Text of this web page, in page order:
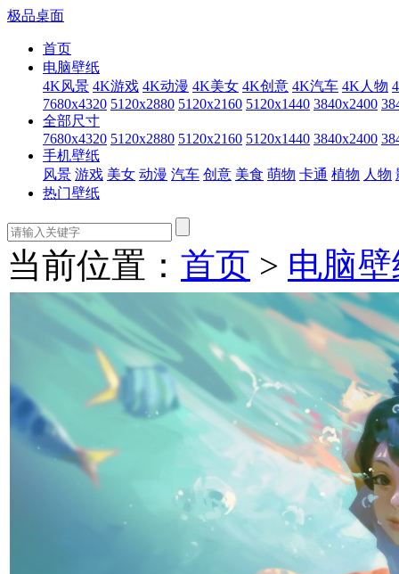
极品桌面
首页
电脑壁纸
4K风景 4K游戏 4K动漫 4K美女 4K创意 4K汽车 4K人物
7680x4320 5120x2880 5120x2160 5120x1440 3840x2400
全部尺寸
7680x4320 5120x2880 5120x2160 5120x1440 3840x2400
手机壁纸
风景 游戏 美女 动漫 汽车 创意 美食 萌物 卡通 植物 人物
热门壁纸
当前位置： 首页 > 电脑